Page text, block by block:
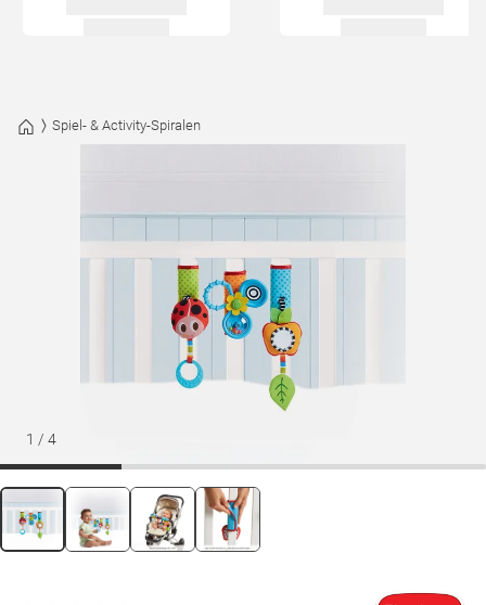
Spiel- & Activity-Spiralen
1 / 4